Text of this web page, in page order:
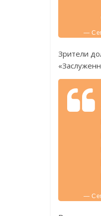
—
Зрители
—